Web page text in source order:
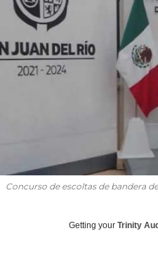
Concurso de escoltas de bandera
Getting your Trinity